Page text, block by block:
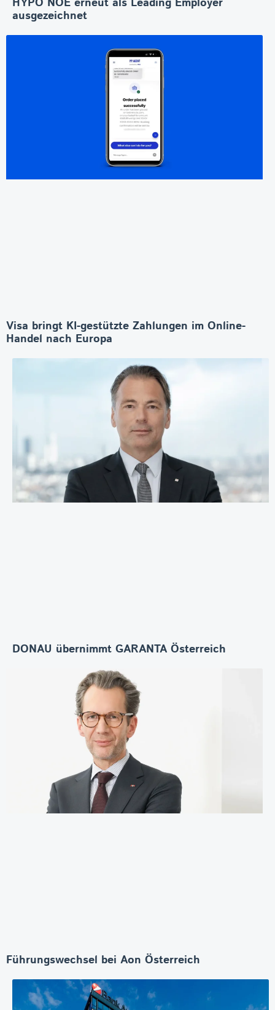
HYPO NOE erneut als Leading Employer
ausgezeichnet
Visa bringt KI-gestützte Zahlungen im Online-
Handel nach Europa
DONAU übernimmt GARANTA Österreich
Führungswechsel bei Aon Österreich